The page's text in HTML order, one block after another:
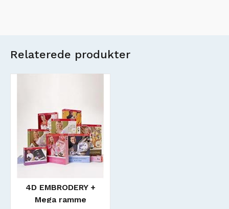
Relaterede produkter
4D EMBRODERY +
Mega ramme